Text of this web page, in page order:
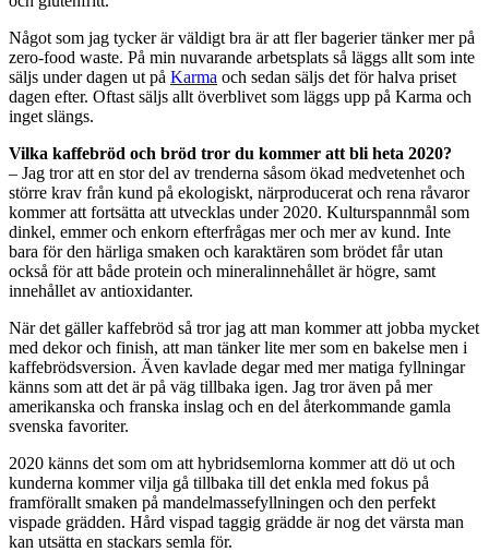
Något som jag tycker är väldigt bra är att fler bagerier tänker mer på
zero-food waste. På min nuvarande arbetsplats så läggs allt som inte
säljs under dagen ut på Karma och sedan säljs det för halva priset
dagen efter. Oftast säljs allt överblivet som läggs upp på Karma och
inget slängs.
Vilka kaffebröd och bröd tror du kommer att bli heta 2020?
– Jag tror att en stor del av trenderna såsom ökad medvetenhet och
större krav från kund på ekologiskt, närproducerat och rena råvaror
kommer att fortsätta att utvecklas under 2020. Kulturspannmål som
dinkel, emmer och enkorn efterfrågas mer och mer av kund. Inte
bara för den härliga smaken och karaktären som brödet får utan
också för att både protein och mineralinnehållet är högre, samt
innehållet av antioxidanter.
När det gäller kaffebröd så tror jag att man kommer att jobba mycket
med dekor och finish, att man tänker lite mer som en bakelse men i
kaffebrödsversion. Även kavlade degar med mer matiga fyllningar
känns som att det är på väg tillbaka igen. Jag tror även på mer
amerikanska och franska inslag och en del återkommande gamla
svenska favoriter.
2020 känns det som om att hybridsemlorna kommer att dö ut och
kunderna kommer vilja gå tillbaka till det enkla med fokus på
framförallt smaken på mandelmassefyllningen och den perfekt
vispade grädden. Hård vispad taggig grädde är nog det värsta man
kan utsätta en stackars semla för.